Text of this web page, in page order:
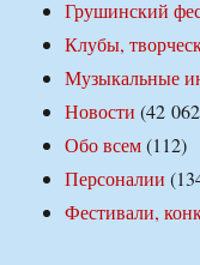
Грушинский
Клубы,
Музыкальные
Новости (42
Обо всем(112)
Персоналии
Фестивали,